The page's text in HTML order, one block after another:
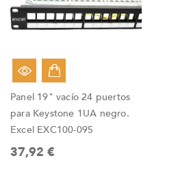
Panel 19" vacío 24 puertos
para Keystone 1UA negro.
Excel EXC100-095
37,92 €